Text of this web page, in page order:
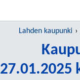
Lahden kaupunki